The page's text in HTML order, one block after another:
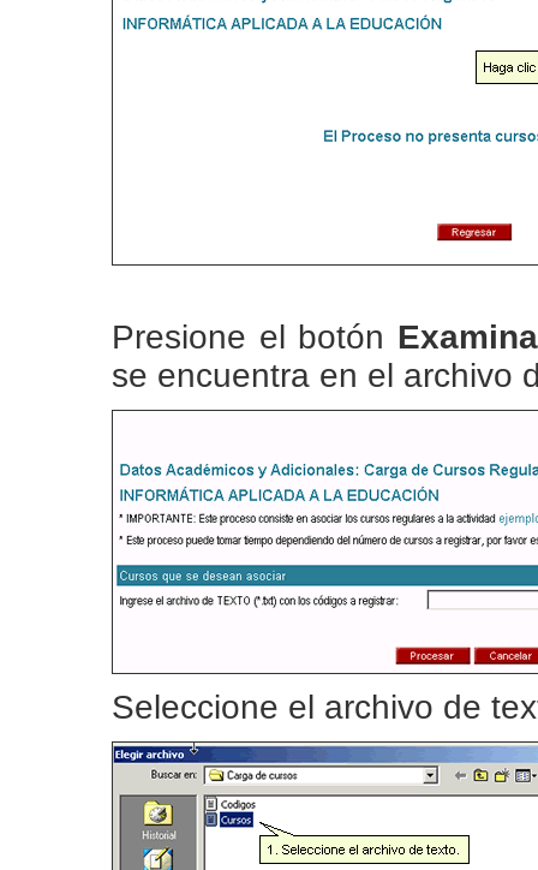
Presione el botón
se encuentra en el archivo
Seleccione el archivo de